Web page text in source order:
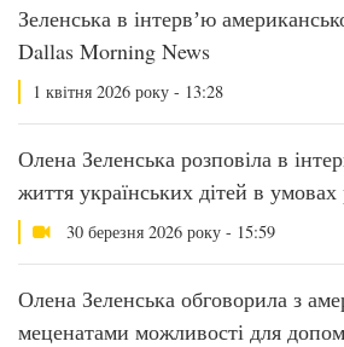
Зеленська в інтервʼю
Dallas Morning News
1 квітня 2026 року - 13:28
Олена Зеленська розповіла в
життя українських дітей в умовах
30 березня 2026 року - 15:59
Олена Зеленська обговорила з
меценатами можливості для